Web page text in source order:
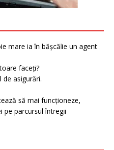
mare ia în bășcălie un agent
faceți?
asigurări.
să mai funcționeze,
pe parcursul întregii